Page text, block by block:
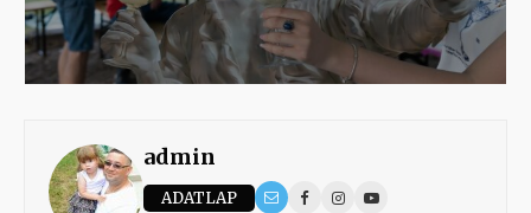
admin
ADATLAP